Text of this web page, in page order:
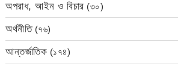
অপরাধ, আইন ও বিচার (৩০)
অর্থনীতি(৭৬)
আন্তর্জাতিক (১৭৪)